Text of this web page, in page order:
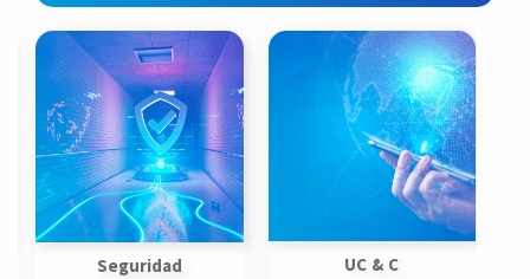
Seguridad UC & C